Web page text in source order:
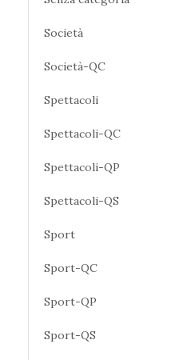
Società
Società-QC
Spettacoli
Spettacoli-QC
Spettacoli-QP
Spettacoli-QS
Sport
Sport-QC
Sport-QP
Sport-QS